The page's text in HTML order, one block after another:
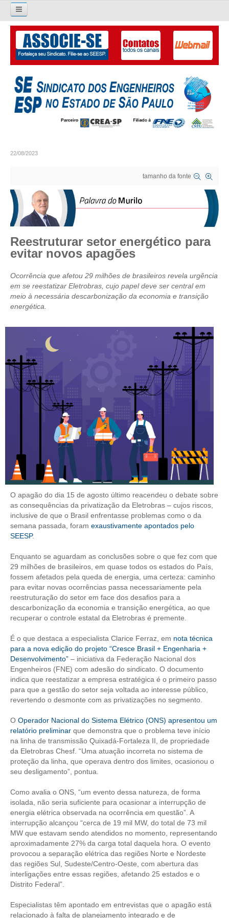
Pesquisar...
O SINDICATO
APRESENTAÇÃO
PALAVRA DO PRESIDENTE
GALERIA EX-PRESIDENTES
ORGANOGRAMA
CRESCE BRASIL
HISTÓRICO E ATUAÇÃO
COMPOSIÇÃO
PERSONALIDADES DA TECNOLOGIA
NÚCLEO DA MULHER ENGENHEIRA
TRANSPARÊNCIA
CONSULTORIA
ACORDOS, CONVENÇÕES E DISSÍDIOS
CONTRIBUIÇÕES
CONTRIBUIÇÃO ASSISTENCIAL
CONTRIBUIÇÃO ASSOCIATIVA OU ANUIDADE DE SÓCIO
CONTRIBUIÇÃO SINDICAL URBANA
REVISÃO DE APOSENTADORIA
FGTS EXPURGOS
FGTS CORREÇÃO
LEGISLAÇÃO
LEI 4.950-A/1966 – PISO SALARIAL
LEI 5.194/1966 – REGULAMENTAÇÃO DA PROFISSÃO
LEI 6.496/1977 – ART
HOMOLOGAÇÕES
PISO SALARIAL
FIQUE POR DENTRO
OPORTUNIDADES
APRESENTAÇÃO
EMPREGO E ESTÁGIO
CARREIRA
AUTÔNOMOS E SERVIÇOS
22/08/2023
tamanho da fonte
Reestruturar setor energético para
evitar novos apagões
Ocorrência que afetou 29 milhões de brasileiros revela urgência
em se reestatizar Eletrobras, cujo papel deve ser central em
meio à necessária descarbonização da economia e transição
energética.
O apagão do dia 15 de agosto último reacendeu o debate sobre
as consequências da privatização da Eletrobras – cujos riscos,
inclusive de que o Brasil enfrentasse problemas como o da
semana passada, foram exaustivamente apontados pelo
SEESP.
Enquanto se aguardam as conclusões sobre o que fez com que
29 milhões de brasileiros, em quase todos os estados do País,
fossem afetados pela queda de energia, uma certeza: caminho
para evitar novas ocorrências passa necessariamente pela
reestruturação do setor em face dos desafios para a
descarbonização da economia e transição energética, ao que
recuperar o controle estatal da Eletrobras é premente.
É o que destaca a especialista Clarice Ferraz, em nota técnica
para a nova edição do projeto “Cresce Brasil + Engenharia +
Desenvolvimento” – iniciativa da Federação Nacional dos
Engenheiros (FNE) com adesão do sindicato. O documento
indica que reestatizar a empresa estratégica é o primeiro passo
para que a gestão do setor seja voltada ao interesse público,
revertendo o desmonte com as privatizações no segmento.
O Operador Nacional do Sistema Elétrico (ONS) apresentou um
relatório preliminar que demonstra que o problema teve início
na linha de transmissão Quixadá-Fortaleza II, de propriedade
da Eletrobras Chesf. “Uma atuação incorreta no sistema de
proteção da linha, que operava dentro dos limites, ocasionou o
seu desligamento”, pontua.
Como avalia o ONS, “um evento dessa natureza, de forma
isolada, não seria suficiente para ocasionar a interrupção de
energia elétrica observada na ocorrência em questão”. A
interrupção alcançou “cerca de 19 mil MW, do total de 73 mil
MW que estavam sendo atendidos no momento, representando
aproximadamente 27% da carga total daquela hora. O evento
provocou a separação elétrica das regiões Norte e Nordeste
das regiões Sul, Sudeste/Centro-Oeste, com abertura das
interligações entre essas regiões, afetando 25 estados e o
Distrito Federal”.
Especialistas têm apontado em entrevistas que o apagão está
relacionado à falta de planejamento integrado e de